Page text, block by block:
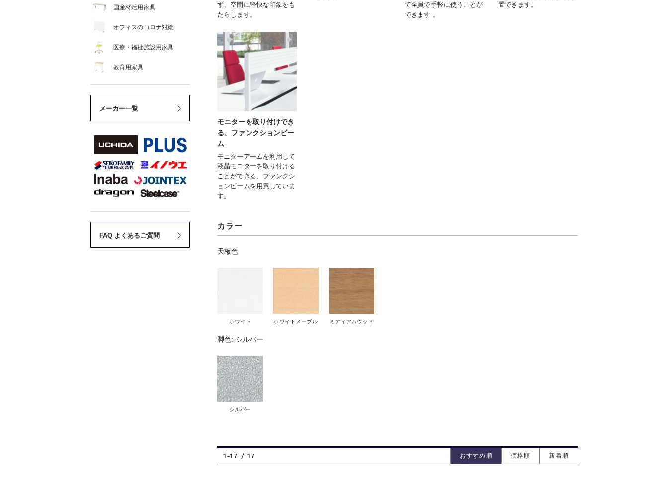
ず、空間に軽快な印象をも
たらします。
て全員で手軽に使うことが
できます 。
置できます。
モニターを取り付けでき
る、ファンクションビー
ム
モニターアームを利用して
液晶モニターを取り付ける
ことができる、ファンクシ
ョンビームを用意していま
す。
カラー
天板色
ホワイト ホワイトメープル ミディアムウッド
脚色: シルバー
シルバー
1-17 / 17 おすすめ順 価格順 新着順
国産材活用家具
オフィスのコロナ対策
医療・福祉施設用家具
教育用家具
メーカー一覧
FAQ よくあるご質問